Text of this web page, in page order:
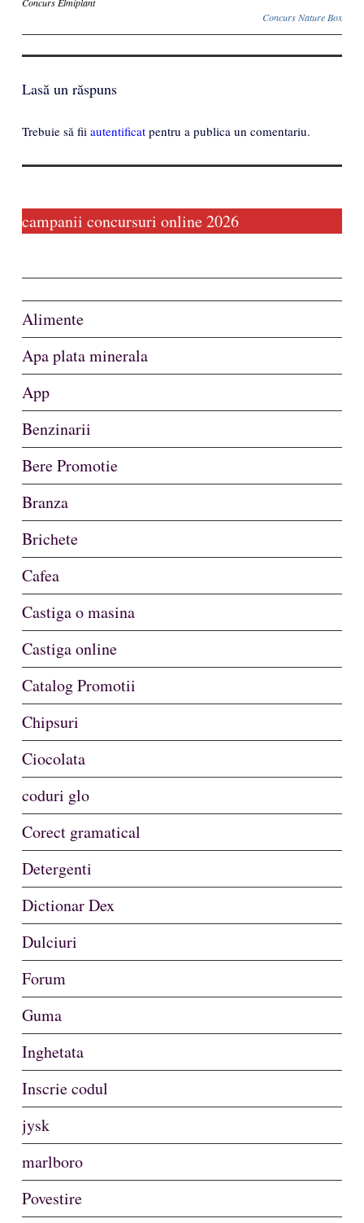
Inscriere
Concurs Elmiplant
Concurs Nature Box
Lasă un răspuns
Trebuie să fii autentificat pentru a publica un comentariu.
campanii concursuri online 2026
Alimente
Apa plata minerala
App
Benzinarii
Bere Promotie
Branza
Brichete
Cafea
Castiga o masina
Castiga online
Catalog Promotii
Chipsuri
Ciocolata
coduri glo
Corect gramatical
Detergenti
Dictionar Dex
Dulciuri
Forum
Guma
Inghetata
Inscrie codul
jysk
marlboro
Povestire